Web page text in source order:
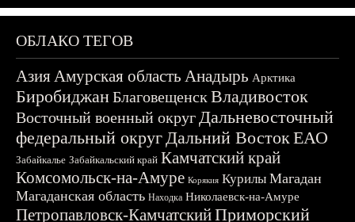
ОБЛАКО ТЕГОВ
АзияАмурская область Анадырь Арктика
БиробиджанБлаговещенскВладивосток
Восточный военный округДальневосточный
федеральный округДальний ВостокЕАО
Забайкалье Забайкальский край Камчатский край
Комсомольск-на-Амуре Корякия Курилы Магадан
Магаданская область Находка Николаевск-на-Амуре
Петропавловск-КамчатскийПриморский